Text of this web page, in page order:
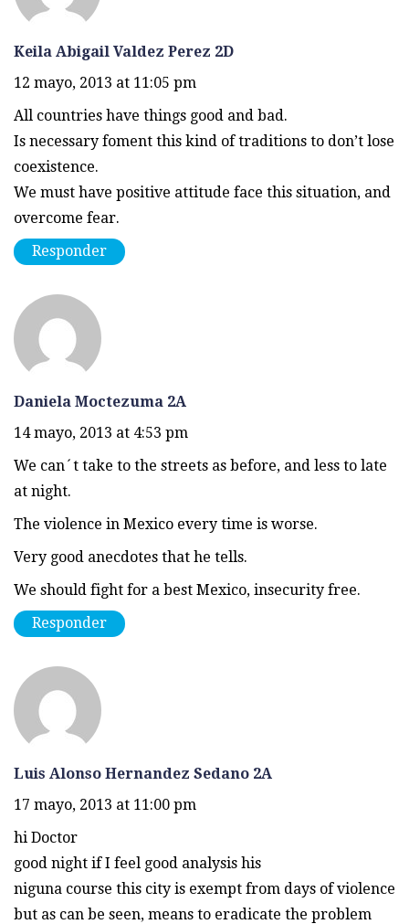
Keila Abigail Valdez Perez 2D
12 mayo, 2013 at 11:05 pm
All countries have things good and bad.
Is necessary foment this kind of traditions to don’t lose
coexistence.
We must have positive attitude face this situation, and
overcome fear.
Responder
Daniela Moctezuma 2A
14 mayo, 2013 at 4:53 pm
We can´t take to the streets as before, and less to late
at night.
The violence in Mexico every time is worse.
Very good anecdotes that he tells.
We should fight for a best Mexico, insecurity free.
Responder
Luis Alonso Hernandez Sedano 2A
17 mayo, 2013 at 11:00 pm
hi Doctor
good night if I feel good analysis his
niguna course this city is exempt from days of violence
but as can be seen, means to eradicate the problem